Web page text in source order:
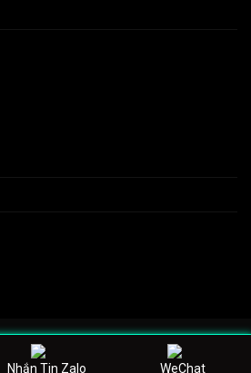
Nhắn Tin Zalo WeChat
karaoke hay, karaoke hà nội, quán
karaoke gần đây, quán karaoke giá rẻ,